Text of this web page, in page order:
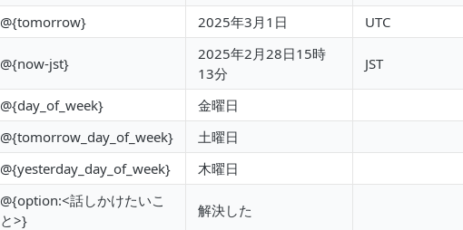
@{tomorrow} 2025年3月1日 UTC
@{now-jst}
2025年2月28日15時
13分
JST
@{day_of_week}
金曜日
@{tomorrow_day_of_week}
土曜日
@{yesterday_day_of_week}
木曜日
@{option:<話しかけたいこ
と>}
解決した